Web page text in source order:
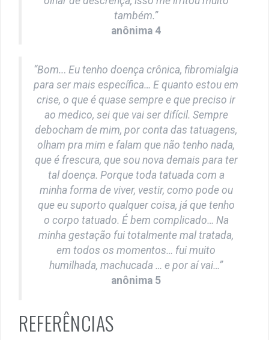
também.”
anônima 4
“Bom... Eu tenho doença crônica, fibromialgia
para ser mais específica… E quanto estou em
crise, o que é quase sempre e que preciso ir
ao medico, sei que vai ser difícil. Sempre
debocham de mim, por conta das tatuagens,
olham pra mim e falam que não tenho nada,
que é frescura, que sou nova demais para ter
tal doença. Porque toda tatuada com a
minha forma de viver, vestir, como pode ou
que eu suporto qualquer coisa, já que tenho
o corpo tatuado. É bem complicado… Na
minha gestação fui totalmente mal tratada,
em todos os momentos… fui muito
humilhada, machucada … e por aí vai…”
anônima 5
REFERÊNCIAS